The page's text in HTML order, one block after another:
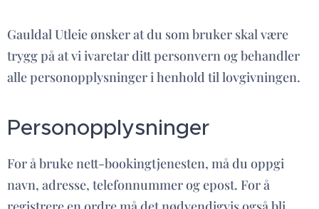
Gauldal Utleie ønsker at du som bruker skal være
trygg på at vi ivaretar ditt personvern og behandler
alle personopplysninger i henhold til lovgivningen.
Personopplysninger
For å bruke nett-bookingtjenesten, må du oppgi
navn, adresse, telefonnummer og epost. For å